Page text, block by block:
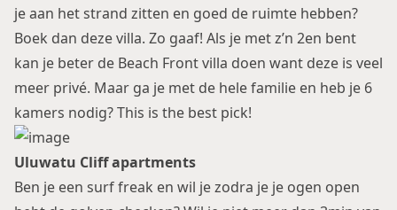
je aan het strand zitten en goed de ruimte hebben?
Boek dan deze villa. Zo gaaf! Als je met z’n 2en bent
kan je beter de Beach Front villa doen want deze is veel
meer privé. Maar ga je met de hele familie en heb je 6
kamers nodig? This is the best pick!
Uluwatu Cliff apartments
Ben je een surf freak en wil je zodra je je ogen open